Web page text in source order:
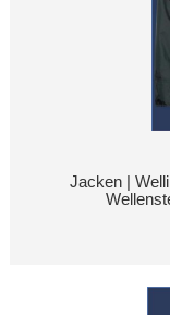
Jacken |